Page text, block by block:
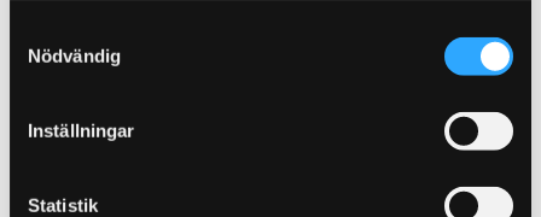
Nödvändig
Inställningar
Statistik
Inkluderat:
Kompletta justerbara stötdämpare i 36 lägen
och luftbälgar
Viair 485C kompressor